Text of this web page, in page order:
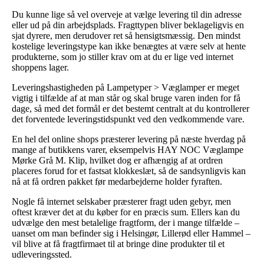
Du kunne lige så vel overveje at vælge levering til din adresse
eller ud på din arbejdsplads. Fragttypen bliver beklageligvis en
sjat dyrere, men derudover ret så hensigtsmæssig. Den mindst
kostelige leveringstype kan ikke benægtes at være selv at hente
produkterne, som jo stiller krav om at du er lige ved internet
shoppens lager.
Leveringshastigheden på Lampetyper > Væglamper er meget
vigtig i tilfælde af at man står og skal bruge varen inden for få
dage, så med det formål er det bestemt centralt at du kontrollerer
det forventede leveringstidspunkt ved den vedkommende vare.
En hel del online shops præsterer levering på næste hverdag på
mange af butikkens varer, eksempelvis HAY NOC Væglampe
Mørke Grå M. Klip, hvilket dog er afhængig af at ordren
placeres forud for et fastsat klokkeslæt, så de sandsynligvis kan
nå at få ordren pakket før medarbejderne holder fyraften.
Nogle få internet selskaber præsterer fragt uden gebyr, men
oftest kræver det at du køber for en præcis sum. Ellers kan du
udvælge den mest betalelige fragtform, der i mange tilfælde –
uanset om man befinder sig i Helsingør, Lillerød eller Hammel –
vil blive at få fragtfirmaet til at bringe dine produkter til et
udleveringssted.